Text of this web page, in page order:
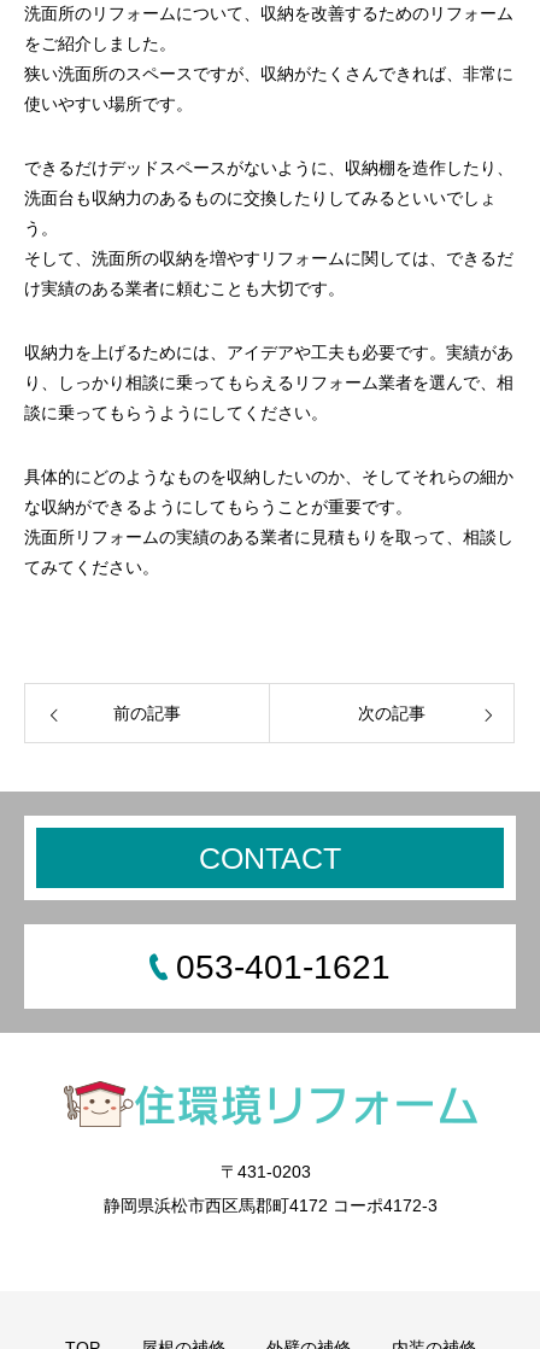
洗面所のリフォームについて、収納を改善するためのリフォーム
をご紹介しました。
狭い洗面所のスペースですが、収納がたくさんできれば、非常に
使いやすい場所です。
できるだけデッドスペースがないように、収納棚を造作したり、
洗面台も収納力のあるものに交換したりしてみるといいでしょ
う。
そして、洗面所の収納を増やすリフォームに関しては、できるだ
け実績のある業者に頼むことも大切です。
収納力を上げるためには、アイデアや工夫も必要です。実績があ
り、しっかり相談に乗ってもらえるリフォーム業者を選んで、相
談に乗ってもらうようにしてください。
具体的にどのようなものを収納したいのか、そしてそれらの細か
な収納ができるようにしてもらうことが重要です。
洗面所リフォームの実績のある業者に見積もりを取って、相談し
てみてください。
前の記事 次の記事
CONTACT
053-401-1621
〒431-0203
静岡県浜松市西区馬郡町4172 コーポ4172-3